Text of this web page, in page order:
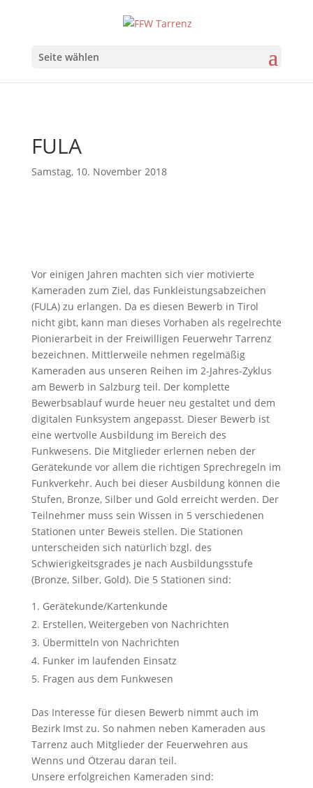
Seite wählen
FULA
Samstag, 10. November 2018
Vor einigen Jahren machten sich vier motivierte
Kameraden zum Ziel, das Funkleistungsabzeichen
(FULA) zu erlangen. Da es diesen Bewerb in Tirol
nicht gibt, kann man dieses Vorhaben als regelrechte
Pionierarbeit in der Freiwilligen Feuerwehr Tarrenz
bezeichnen. Mittlerweile nehmen regelmäßig
Kameraden aus unseren Reihen im 2-Jahres-Zyklus
am Bewerb in Salzburg teil. Der komplette
Bewerbsablauf wurde heuer neu gestaltet und dem
digitalen Funksystem angepasst. Dieser Bewerb ist
eine wertvolle Ausbildung im Bereich des
Funkwesens. Die Mitglieder erlernen neben der
Gerätekunde vor allem die richtigen Sprechregeln im
Funkverkehr. Auch bei dieser Ausbildung können die
Stufen, Bronze, Silber und Gold erreicht werden. Der
Teilnehmer muss sein Wissen in 5 verschiedenen
Stationen unter Beweis stellen. Die Stationen
unterscheiden sich natürlich bzgl. des
Schwierigkeitsgrades je nach Ausbildungsstufe
(Bronze, Silber, Gold). Die 5 Stationen sind:
Gerätekunde/Kartenkunde
Erstellen, Weitergeben von Nachrichten
Übermitteln von Nachrichten
Funker im laufenden Einsatz
Fragen aus dem Funkwesen
Das Interesse für diesen Bewerb nimmt auch im
Bezirk Imst zu. So nahmen neben Kameraden aus
Tarrenz auch Mitglieder der Feuerwehren aus
Wenns und Ötzerau daran teil.
Unsere erfolgreichen Kameraden sind: